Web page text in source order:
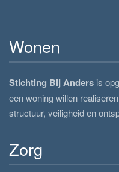
Wonen
Stichting Bij Anders is
een woning willen
structuur, veiligheid en
Zorg